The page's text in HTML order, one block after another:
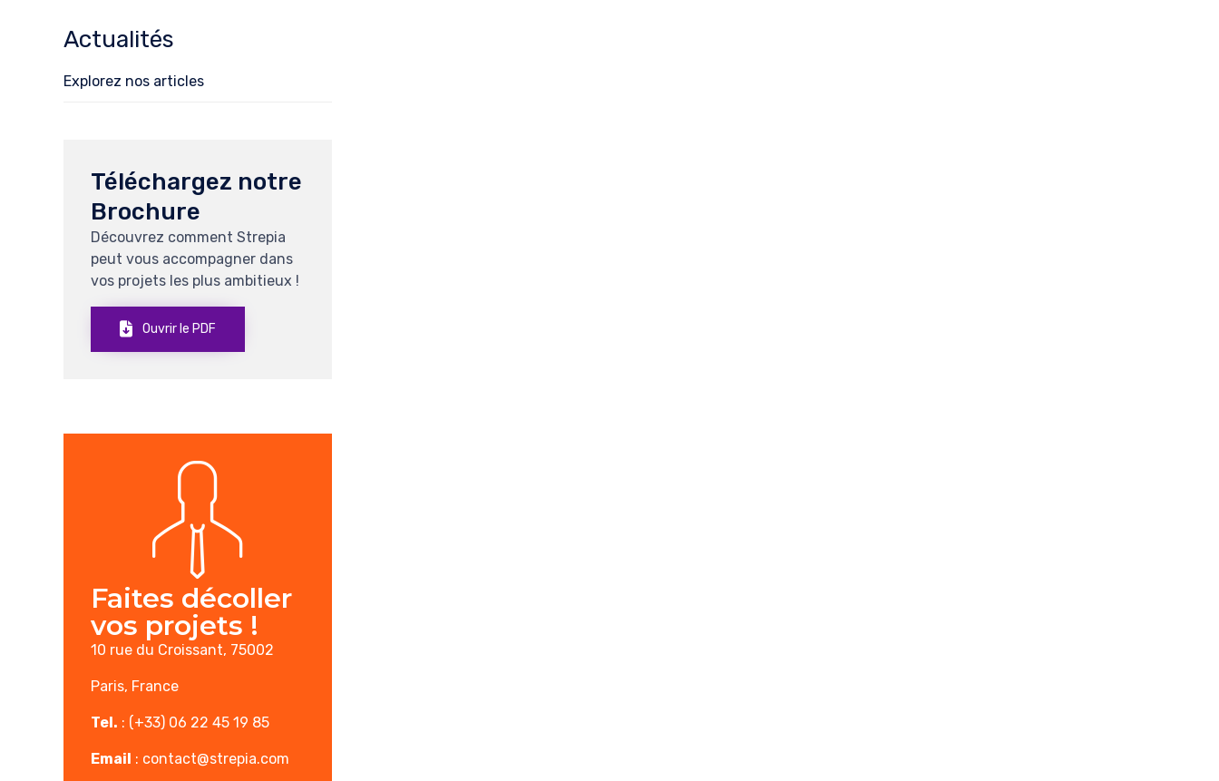
Actualités
Explorez nos articles
Téléchargez notre
Brochure
Découvrez comment Strepia
peut vous accompagner dans
vos projets les plus ambitieux !
Ouvrir le PDF
Faites décoller
vos projets !
10 rue du Croissant, 75002
Paris, France
Tel. : (+33) 06 22 45 19 85
Email : contact@strepia.com